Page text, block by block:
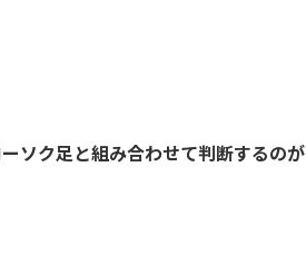
ソク足と組み合わせて判断するのが